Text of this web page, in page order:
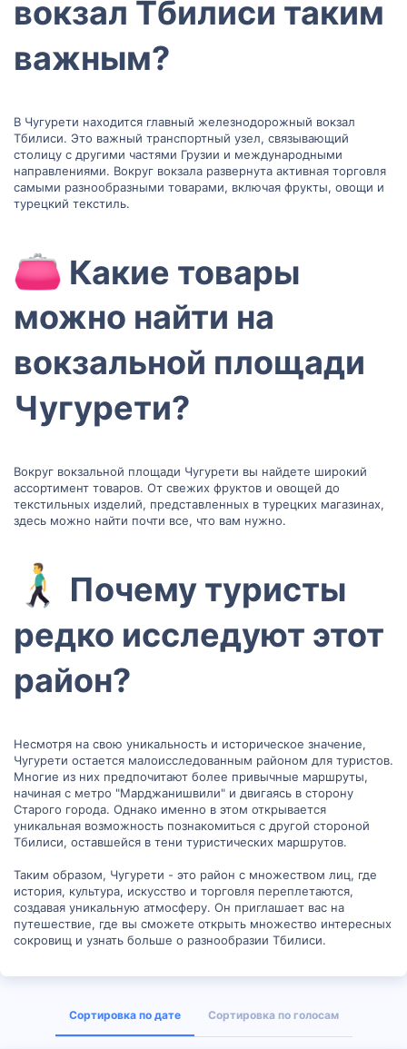
вокзал Тбилиси таким
важным?​
В Чугурети находится главный железнодорожный вокзал
Тбилиси. Это важный транспортный узел, связывающий
столицу с другими частями Грузии и международными
направлениями. Вокруг вокзала развернута активная торговля
самыми разнообразными товарами, включая фрукты, овощи и
турецкий текстиль.
Какие товары
можно найти на
вокзальной площади
Чугурети?​
Вокруг вокзальной площади Чугурети вы найдете широкий
ассортимент товаров. От свежих фруктов и овощей до
текстильных изделий, представленных в турецких магазинах,
здесь можно найти почти все, что вам нужно.
Почему туристы
редко исследуют этот
район?​
Несмотря на свою уникальность и историческое значение,
Чугурети остается малоисследованным районом для туристов.
Многие из них предпочитают более привычные маршруты,
начиная с метро "Марджанишвили" и двигаясь в сторону
Старого города. Однако именно в этом открывается
уникальная возможность познакомиться с другой стороной
Тбилиси, оставшейся в тени туристических маршрутов.
Таким образом, Чугурети - это район с множеством лиц, где
история, культура, искусство и торговля переплетаются,
создавая уникальную атмосферу. Он приглашает вас на
путешествие, где вы сможете открыть множество интересных
сокровищ и узнать больше о разнообразии Тбилиси.
Сортировка по дате Сортировка по голосам